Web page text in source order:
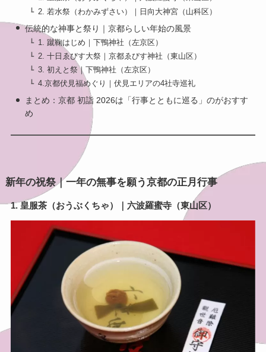
2. 若水祭（わかみずさい）｜日向大神宮（山科区）
伝統的な神事と祭り｜京都らしい年始の風景
1. 蹴鞠はじめ｜下鴨神社（左京区）
2. 十日ゑびす大祭｜京都ゑびす神社（東山区）
3. 初えと祭｜下鴨神社（左京区）
4.京都伏見福めぐり｜伏見エリアの4社寺巡礼
まとめ：京都 初詣 2026は「行事とともに巡る」のがおすす
め
新年の祝祭｜一年の無事を願う京都の正月行事
1. 皇服茶（おうぶくちゃ）｜六波羅蜜寺（東山区）